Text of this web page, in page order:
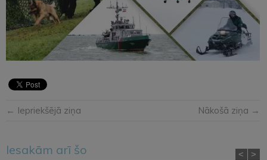
← Iepriekšējā ziņa Nākošā ziņa →
Iesakām arī šo < >